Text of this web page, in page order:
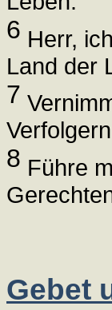
6 Herr,
Land der
7
8 Führe
Gebet